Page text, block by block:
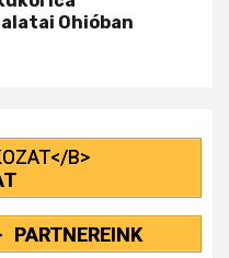
Ohióban
PARTNEREINK